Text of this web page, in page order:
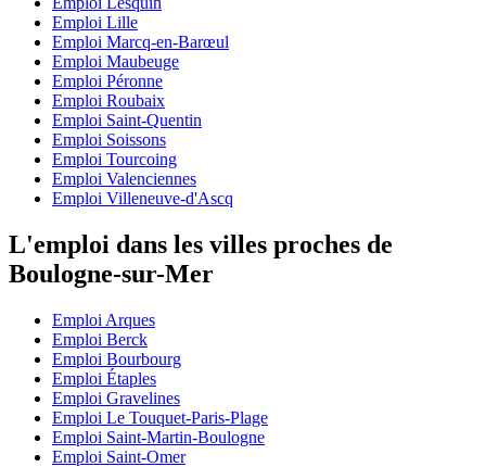
Emploi Lille
Emploi Marcq-en-Barœul
Emploi Maubeuge
Emploi Péronne
Emploi Roubaix
Emploi Saint-Quentin
Emploi Soissons
Emploi Tourcoing
Emploi Valenciennes
Emploi Villeneuve-d'Ascq
L'emploi dans les villes proches de
Boulogne-sur-Mer
Emploi Arques
Emploi Berck
Emploi Bourbourg
Emploi Étaples
Emploi Gravelines
Emploi Le Touquet-Paris-Plage
Emploi Saint-Martin-Boulogne
Emploi Saint-Omer